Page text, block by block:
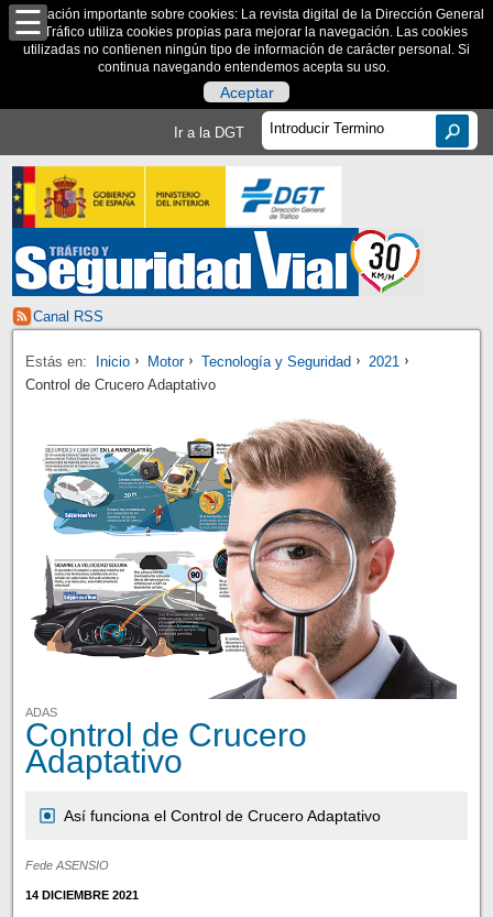
Información importante sobre cookies: La revista digital de la Dirección General
de Tráfico utiliza cookies propias para mejorar la navegación. Las cookies
utilizadas no contienen ningún tipo de información de carácter personal. Si
continua navegando entendemos acepta su uso.
Aceptar
Ir a la DGT
Canal RSS
Estás en: Inicio Motor Tecnología y Seguridad
2021
Control de Crucero Adaptativo
ADAS
Control de Crucero
Adaptativo
Así funciona el Control de Crucero Adaptativo
Fede ASENSIO
14 DICIEMBRE 2021